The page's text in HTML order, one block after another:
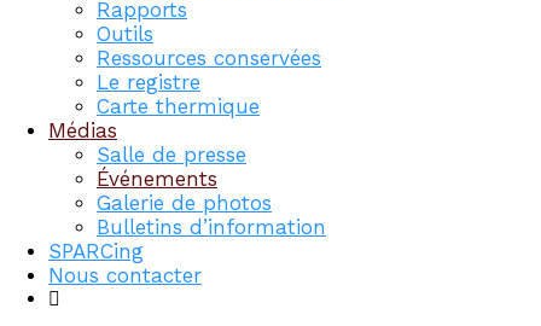
Rapports
Outils
Ressources conservées
Le registre
Carte thermique
Médias
Salle de presse
Événements
Galerie de photos
Bulletins d’information
SPARCing
Nous contacter